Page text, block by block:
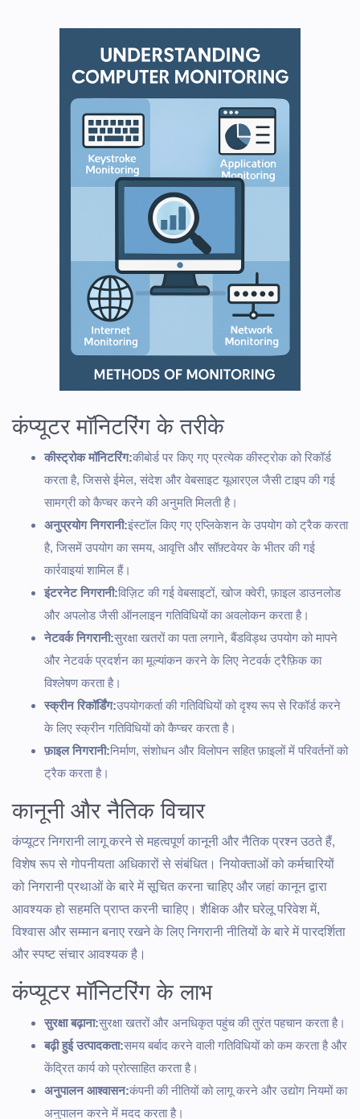
कंप्यूटर मॉनिटरिंग के तरीके
कीस्ट्रोक मॉनिटरिंग:कीबोर्ड पर किए गए प्रत्येक कीस्ट्रोक को रिकॉर्ड
करता है, जिससे ईमेल, संदेश और वेबसाइट यूआरएल जैसी टाइप की गई
सामग्री को कैप्चर करने की अनुमति मिलती है।
अनुप्रयोग निगरानी:इंस्टॉल किए गए एप्लिकेशन के उपयोग को ट्रैक करता
है, जिसमें उपयोग का समय, आवृत्ति और सॉफ़्टवेयर के भीतर की गई
कार्रवाइयां शामिल हैं।
इंटरनेट निगरानी:विज़िट की गई वेबसाइटों, खोज क्वेरी, फ़ाइल डाउनलोड
और अपलोड जैसी ऑनलाइन गतिविधियों का अवलोकन करता है।
नेटवर्क निगरानी:सुरक्षा खतरों का पता लगाने, बैंडविड्थ उपयोग को मापने
और नेटवर्क प्रदर्शन का मूल्यांकन करने के लिए नेटवर्क ट्रैफ़िक का
विश्लेषण करता है।
स्क्रीन रिकॉर्डिंग:उपयोगकर्ता की गतिविधियों को दृश्य रूप से रिकॉर्ड करने
के लिए स्क्रीन गतिविधियों को कैप्चर करता है।
फ़ाइल निगरानी:निर्माण, संशोधन और विलोपन सहित फ़ाइलों में परिवर्तनों को
ट्रैक करता है।
कानूनी और नैतिक विचार
कंप्यूटर निगरानी लागू करने से महत्वपूर्ण कानूनी और नैतिक प्रश्न उठते हैं,
विशेष रूप से गोपनीयता अधिकारों से संबंधित। नियोक्ताओं को कर्मचारियों
को निगरानी प्रथाओं के बारे में सूचित करना चाहिए और जहां कानून द्वारा
आवश्यक हो सहमति प्राप्त करनी चाहिए। शैक्षिक और घरेलू परिवेश में,
विश्वास और सम्मान बनाए रखने के लिए निगरानी नीतियों के बारे में पारदर्शिता
और स्पष्ट संचार आवश्यक है।
कंप्यूटर मॉनिटरिंग के लाभ
सुरक्षा बढ़ाना:सुरक्षा खतरों और अनधिकृत पहुंच की तुरंत पहचान करता है।
बढ़ी हुई उत्पादकता:समय बर्बाद करने वाली गतिविधियों को कम करता है और
केंद्रित कार्य को प्रोत्साहित करता है।
अनुपालन आश्वासन:कंपनी की नीतियों को लागू करने और उद्योग नियमों का
अनुपालन करने में मदद करता है।